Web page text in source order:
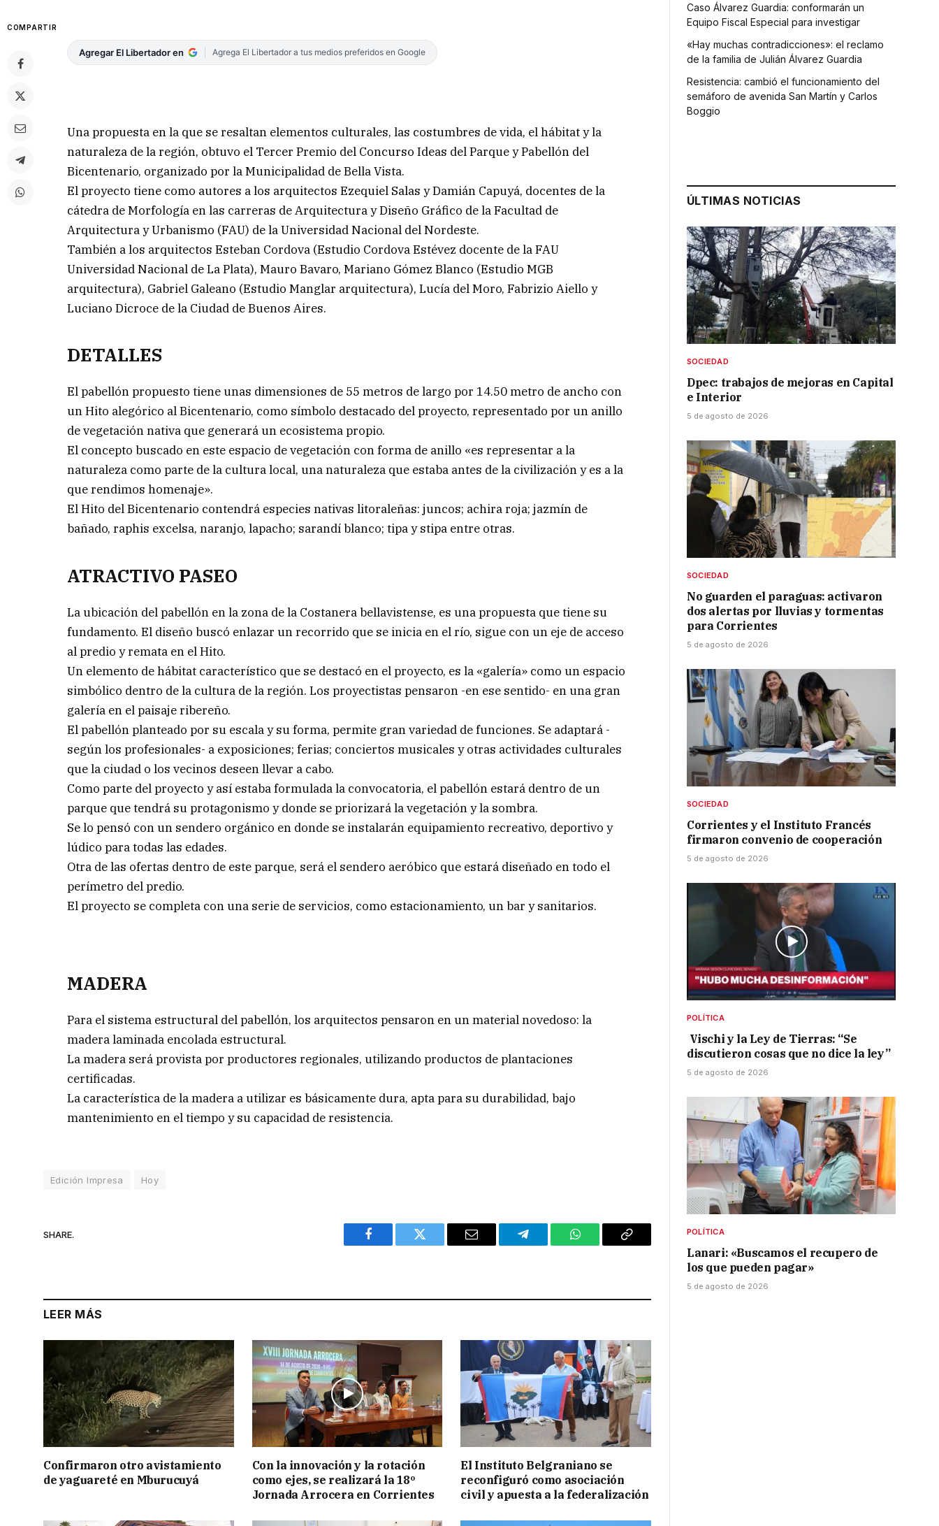
COMPARTIR
Agregar El Libertador en Agrega El Libertador a tus medios preferidos en Google
Una propuesta en la que se resaltan elementos culturales, las costumbres de vida, el hábitat y la
naturaleza de la región, obtuvo el Tercer Premio del Concurso Ideas del Parque y Pabellón del
Bicentenario, organizado por la Municipalidad de Bella Vista.
El proyecto tiene como autores a los arquitectos Ezequiel Salas y Damián Capuyá, docentes de la
cátedra de Morfología en las carreras de Arquitectura y Diseño Gráfico de la Facultad de
Arquitectura y Urbanismo (FAU) de la Universidad Nacional del Nordeste.
También a los arquitectos Esteban Cordova (Estudio Cordova Estévez docente de la FAU
Universidad Nacional de La Plata), Mauro Bavaro, Mariano Gómez Blanco (Estudio MGB
arquitectura), Gabriel Galeano (Estudio Manglar arquitectura), Lucía del Moro, Fabrizio Aiello y
Luciano Dicroce de la Ciudad de Buenos Aires.
DETALLES
El pabellón propuesto tiene unas dimensiones de 55 metros de largo por 14.50 metro de ancho con
un Hito alegórico al Bicentenario, como símbolo destacado del proyecto, representado por un anillo
de vegetación nativa que generará un ecosistema propio.
El concepto buscado en este espacio de vegetación con forma de anillo «es representar a la
naturaleza como parte de la cultura local, una naturaleza que estaba antes de la civilización y es a la
que rendimos homenaje».
El Hito del Bicentenario contendrá especies nativas litoraleñas: juncos; achira roja; jazmín de
bañado, raphis excelsa, naranjo, lapacho; sarandí blanco; tipa y stipa entre otras.
ATRACTIVO PASEO
La ubicación del pabellón en la zona de la Costanera bellavistense, es una propuesta que tiene su
fundamento. El diseño buscó enlazar un recorrido que se inicia en el río, sigue con un eje de acceso
al predio y remata en el Hito.
Un elemento de hábitat característico que se destacó en el proyecto, es la «galería» como un espacio
simbólico dentro de la cultura de la región. Los proyectistas pensaron -en ese sentido- en una gran
galería en el paisaje ribereño.
El pabellón planteado por su escala y su forma, permite gran variedad de funciones. Se adaptará -
según los profesionales- a exposiciones; ferias; conciertos musicales y otras actividades culturales
que la ciudad o los vecinos deseen llevar a cabo.
Como parte del proyecto y así estaba formulada la convocatoria, el pabellón estará dentro de un
parque que tendrá su protagonismo y donde se priorizará la vegetación y la sombra.
Se lo pensó con un sendero orgánico en donde se instalarán equipamiento recreativo, deportivo y
lúdico para todas las edades.
Otra de las ofertas dentro de este parque, será el sendero aeróbico que estará diseñado en todo el
perímetro del predio.
El proyecto se completa con una serie de servicios, como estacionamiento, un bar y sanitarios.
MADERA
Para el sistema estructural del pabellón, los arquitectos pensaron en un material novedoso: la
madera laminada encolada estructural.
La madera será provista por productores regionales, utilizando productos de plantaciones
certificadas.
La característica de la madera a utilizar es básicamente dura, apta para su durabilidad, bajo
mantenimiento en el tiempo y su capacidad de resistencia.
Edición Impresa Hoy
SHARE.
Facebook Twitter Email Telegram WhatsAppCopy
LEER MÁS
Confirmaron otro avistamiento
de yaguareté en Mburucuyá
Con la innovación y la rotación
como ejes, se realizará la 18º
Jornada Arrocera en Corrientes
El Instituto Belgraniano se
reconfiguró como asociación
civil y apuesta a la federalización
Caso Álvarez Guardia: conformarán un
Equipo Fiscal Especial para investigar
«Hay muchas contradicciones»: el reclamo
de la familia de Julián Álvarez Guardia
Resistencia: cambió el funcionamiento del
semáforo de avenida San Martín y Carlos
Boggio
ÚLTIMAS NOTICIAS
SOCIEDAD
Dpec: trabajos de mejoras en Capital
e Interior
5 de agosto de 2026
SOCIEDAD
No guarden el paraguas: activaron
dos alertas por lluvias y tormentas
para Corrientes
5 de agosto de 2026
SOCIEDAD
Corrientes y el Instituto Francés
firmaron convenio de cooperación
5 de agosto de 2026
POLÍTICA
Vischi y la Ley de Tierras: “Se
discutieron cosas que no dice la ley”
5 de agosto de 2026
POLÍTICA
Lanari: «Buscamos el recupero de
los que pueden pagar»
5 de agosto de 2026